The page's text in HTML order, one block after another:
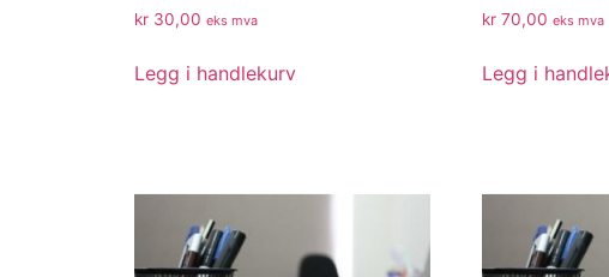
kr 30,00 eks mva
Legg i handlekurv
kr70,00 eks mva
Legg i